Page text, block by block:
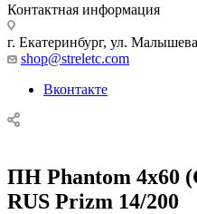
Контактная информация
г. Екатеринбург, ул.
shop@streletc.com
Вконтакте
ПН Phantom 4х60
RUS Prizm 14/200